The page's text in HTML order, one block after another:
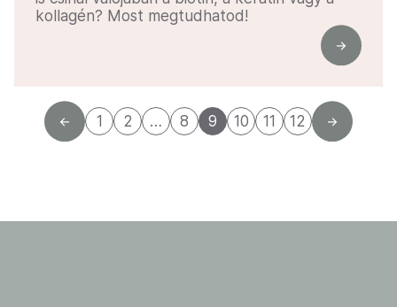
kollagén? Most megtudhatod!
1 2 … 8 9 10 11 12